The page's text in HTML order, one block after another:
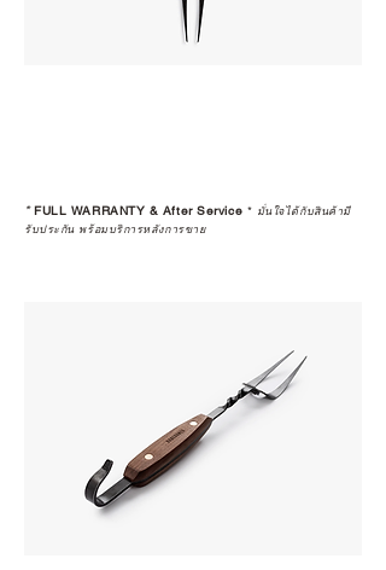
*FULL WARRANTY & After Service * มั่นใจได้กับสินค้ามี
รับประกัน พร้อมบริการหลังการขาย